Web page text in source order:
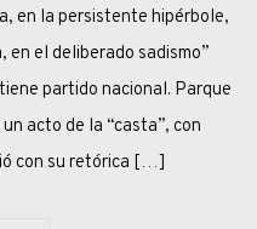
HIPÉRBOLE
ANDANDO
en la persistente hipérbole,
en el deliberado sadismo”
partido nacional. Parque
acto de la “casta”, con
con su retórica […]